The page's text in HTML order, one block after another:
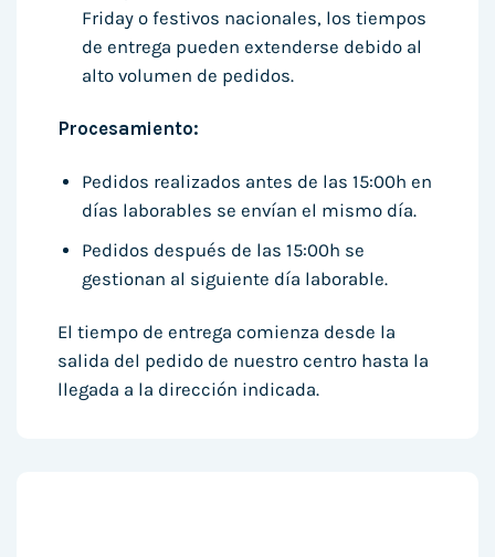
Friday o festivos nacionales, los tiempos
de entrega pueden extenderse debido al
alto volumen de pedidos.
Procesamiento:
Pedidos realizados antes de las 15:00h en
días laborables se envían el mismo día.
Pedidos después de las 15:00h se
gestionan al siguiente día laborable.
El tiempo de entrega comienza desde la
salida del pedido de nuestro centro hasta la
llegada a la dirección indicada.